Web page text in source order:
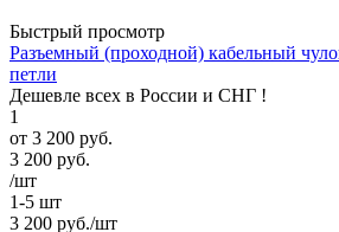
Быстрый просмотр
Разъемный (проходной) кабельный
петли
Дешевле всех в России и СНГ !
1
от 3 200 руб.
3 200 руб.
/шт
1-5 шт
3 200 руб./шт